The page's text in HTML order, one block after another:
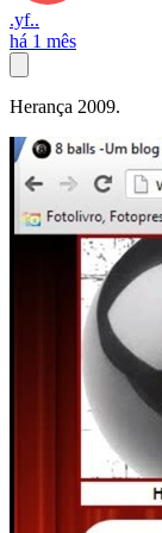
.yf..
há 1 mês
Herança 2009.